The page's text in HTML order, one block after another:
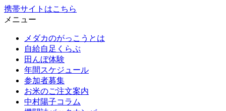
携帯サイトはこちら
メニュー
メダカのがっこうとは
自給自足くらぶ
田んぼ体験
年間スケジュール
参加者募集
お米のご注文案内
中村陽子コラム